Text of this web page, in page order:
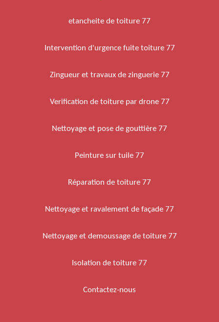
etancheite de toiture 77
Intervention d'urgence fuite toiture 77
Zingueur et travaux de zinguerie 77
Verification de toiture par drone 77
Nettoyage et pose de gouttière 77
Peinture sur tuile 77
Réparation de toiture 77
Nettoyage et ravalement de façade 77
Nettoyage et demoussage de toiture 77
Isolation de toiture 77
Contactez-nous